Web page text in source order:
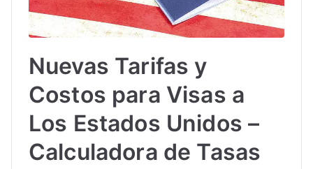
Nuevas Tarifas y
Costos para Visas a
Los Estados Unidos –
Calculadora de Tasas